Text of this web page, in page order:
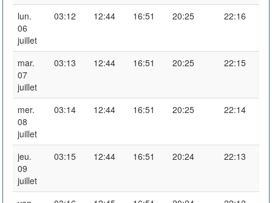
lun.
06
juillet
03:12 12:44 16:51 20:25 22:16
mar.
07
juillet
03:13 12:44 16:51 20:25 22:15
mer.
08
juillet
03:14 12:44 16:51 20:25 22:14
jeu.
09
juillet
03:15 12:44 16:51 20:24 22:13